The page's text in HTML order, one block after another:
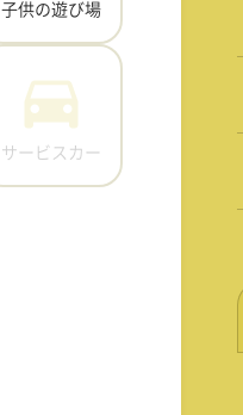
子供の遊び場
サービスカー